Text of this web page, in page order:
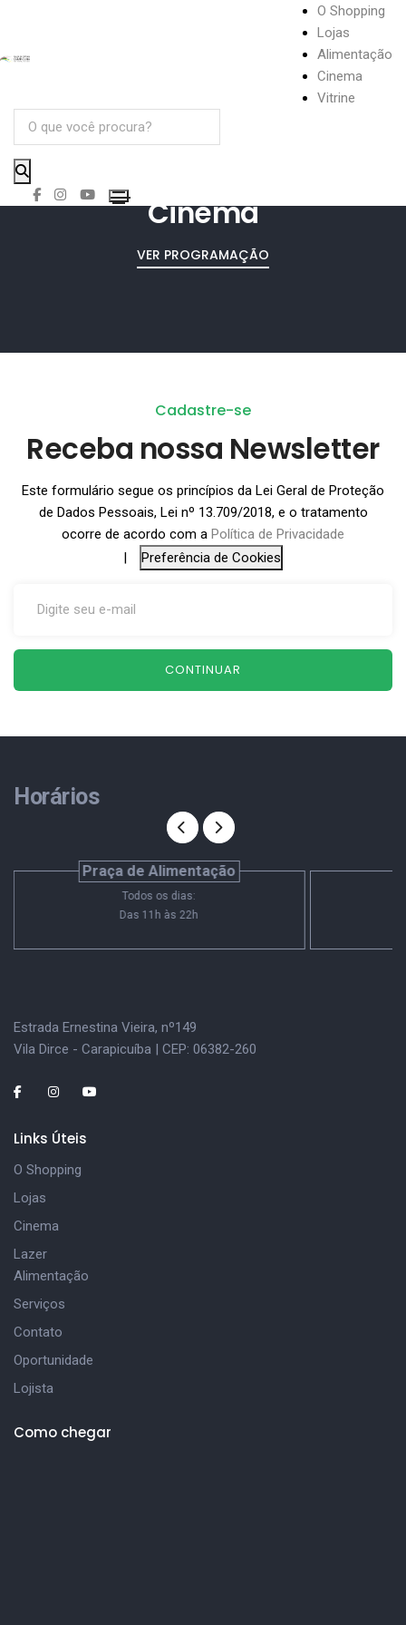
O Shopping
Lojas
Alimentação
Cinema
Vitrine
Cinema
VER PROGRAMAÇÃO
Cadastre-se
Receba nossa Newsletter
Este formulário segue os princípios da Lei Geral de Proteção
de Dados Pessoais, Lei nº 13.709/2018, e o tratamento
ocorre de acordo com a Política de Privacidade
|
Preferência de Cookies
CONTINUAR
Horários
Praça de Alimentação
Todos os dias:
Das 11h às 22h
Estrada Ernestina Vieira, nº149
Vila Dirce - Carapicuíba | CEP: 06382-260
Links Úteis
O Shopping
Lojas
Cinema
Lazer
Alimentação
Serviços
Contato
Oportunidade
Lojista
Como chegar